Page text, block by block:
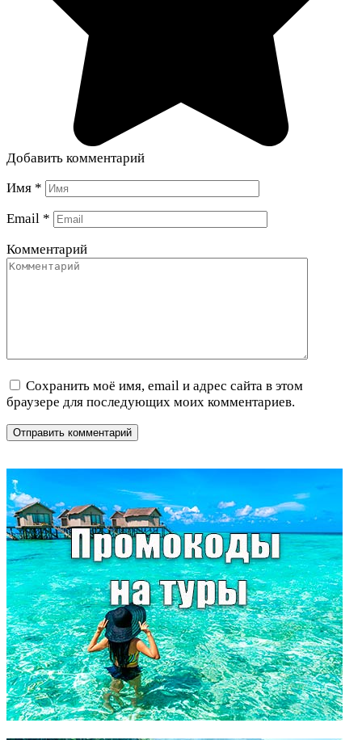
Добавить комментарий
Имя *
Email *
Комментарий
Сохранить моё имя, email и адрес сайта в этом
браузере для последующих моих комментариев.